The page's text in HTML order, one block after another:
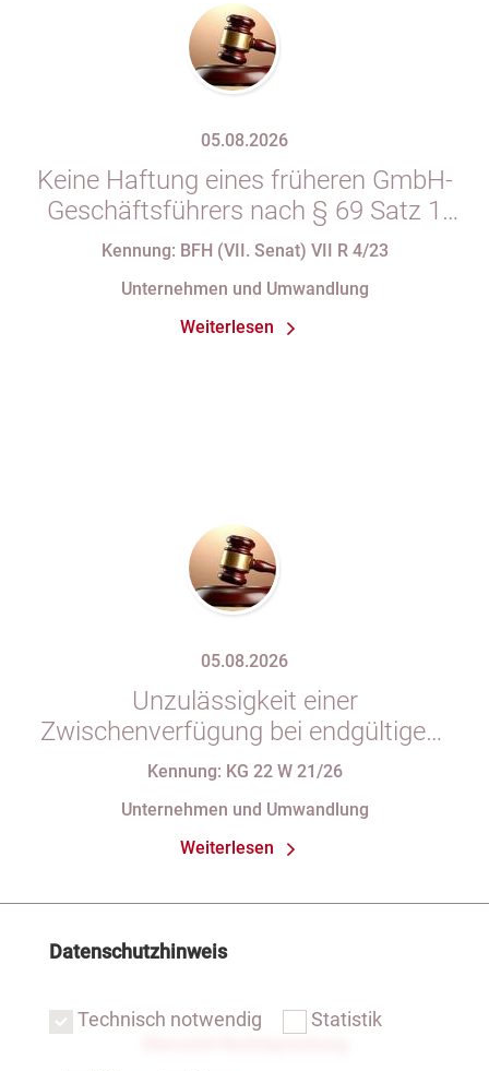
05.08.2026
Keine Haftung eines früheren GmbH-
Geschäftsführers nach § 69 Satz 1
i.V.m. § 34 Abs. 1 AO nach Verlust
Eintragung im Handelsregister
Kennung: BFH (VII. Senat) VII R 4/23
Unternehmen und Umwandlung
Weiterlesen
05.08.2026
Unzulässigkeit einer
Zwischenverfügung bei endgültigem
Eintragungshindernis und
einer eGbR im Gesellschaftsregister
Kennung: KG 22 W 21/26
Unternehmen und Umwandlung
Weiterlesen
Datenschutzhinweis
Technisch notwendig Statistik